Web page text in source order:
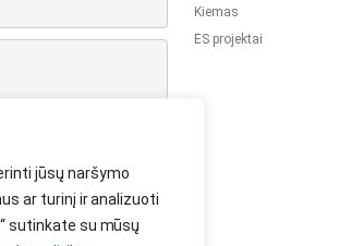
jūsų naršymo
ar turinį ir analizuoti
sutinkate su mūsų
Kiemas
ES projektai